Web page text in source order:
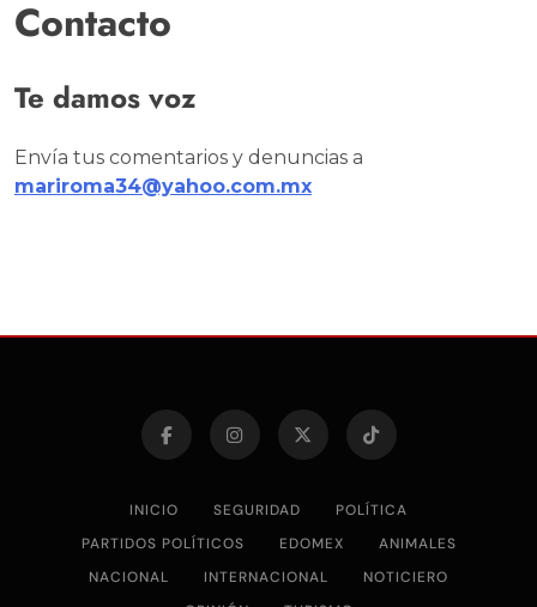
Contacto
Te damos voz
Envía tus comentarios y denuncias a
mariroma34@yahoo.com.mx
INICIO SEGURIDAD
POLÍTICA
PARTIDOS POLÍTICOS
EDOMEX
ANIMALES
NACIONAL
INTERNACIONAL
NOTICIERO